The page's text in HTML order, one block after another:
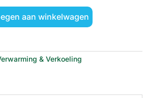
aan winkelwagen
& Verkoeling